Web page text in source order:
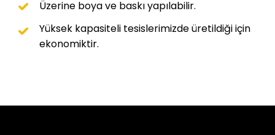
Üzerine boya ve baskı yapılabilir.
Yüksek kapasiteli tesislerimizde üretildiği için
ekonomiktir.